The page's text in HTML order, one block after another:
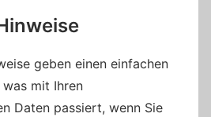
geben einen einfachen
mit Ihren
Daten passiert, wenn Sie